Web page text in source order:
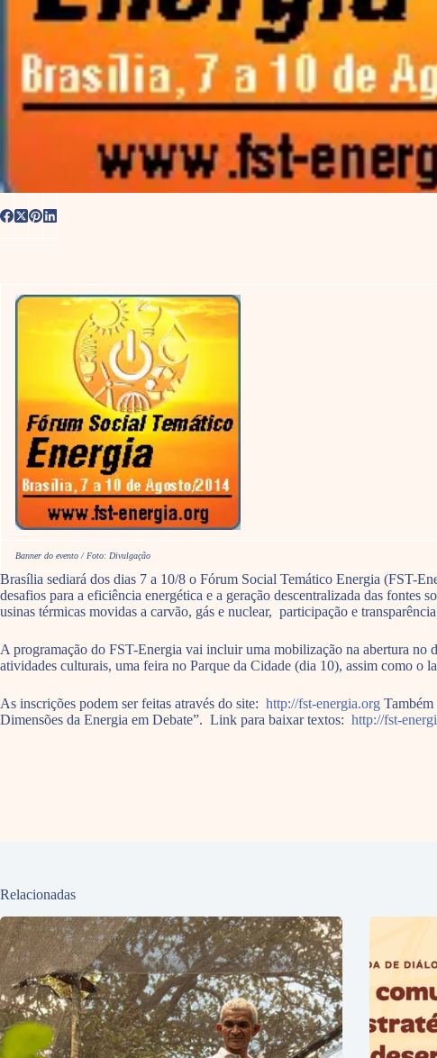
Banner do evento / Foto: Divulgação
Brasília sediará dos dias 7 a 10/8 o Fórum Social Temático Energia (FST-
desafios para a eficiência energética e a geração descentralizada das fontes
usinas térmicas movidas a carvão, gás e nuclear, participação e
A programação do FST-Energia vai incluir uma mobilização na abertura no
atividades culturais, uma feira no Parque da Cidade (dia 10), assim como
As inscrições podem ser feitas através do site: http://fst-energia.org
Dimensões da Energia em Debate”. Link para baixar textos: http://fst-
Relacionadas